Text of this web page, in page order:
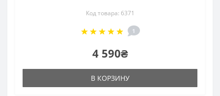
Код товара: 6371
1
4 590₴
В КОРЗИНУ